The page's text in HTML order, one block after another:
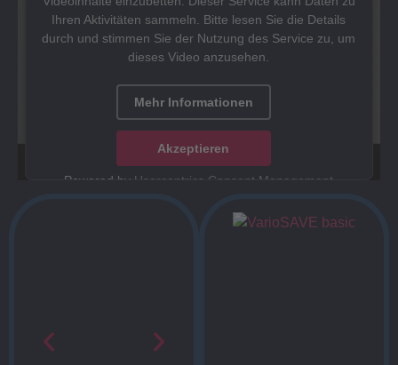
Ihren Aktivitäten sammeln. Bitte lesen Sie die Details
durch und stimmen Sie der Nutzung des Service zu, um
dieses Video anzusehen.
Mehr Informationen
Akzeptieren
Powered by Usercentrics Consent Management